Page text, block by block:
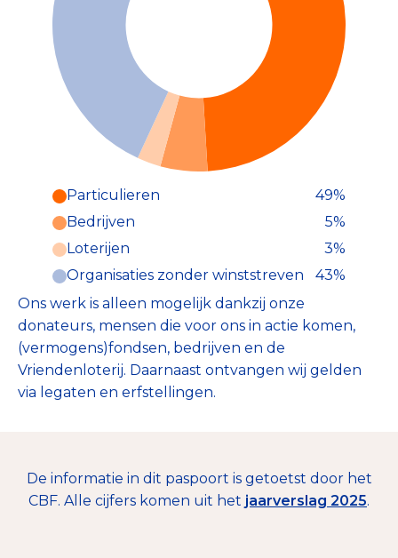
Particulieren (49%)
Deze inkomsten zijn als volgt
onderverdeeld:
Particulieren
49%
Bedrijven
5%
Loterijen
3%
Organisaties zonder winststreven
43%
Ons werk is alleen mogelijk dankzij onze
donateurs, mensen die voor ons in actie komen,
(vermogens)fondsen, bedrijven en de
Vriendenloterij. Daarnaast ontvangen wij gelden
via legaten en erfstellingen.
De informatie in dit paspoort is getoetst door het
CBF. Alle cijfers komen uit het jaarverslag 2025.